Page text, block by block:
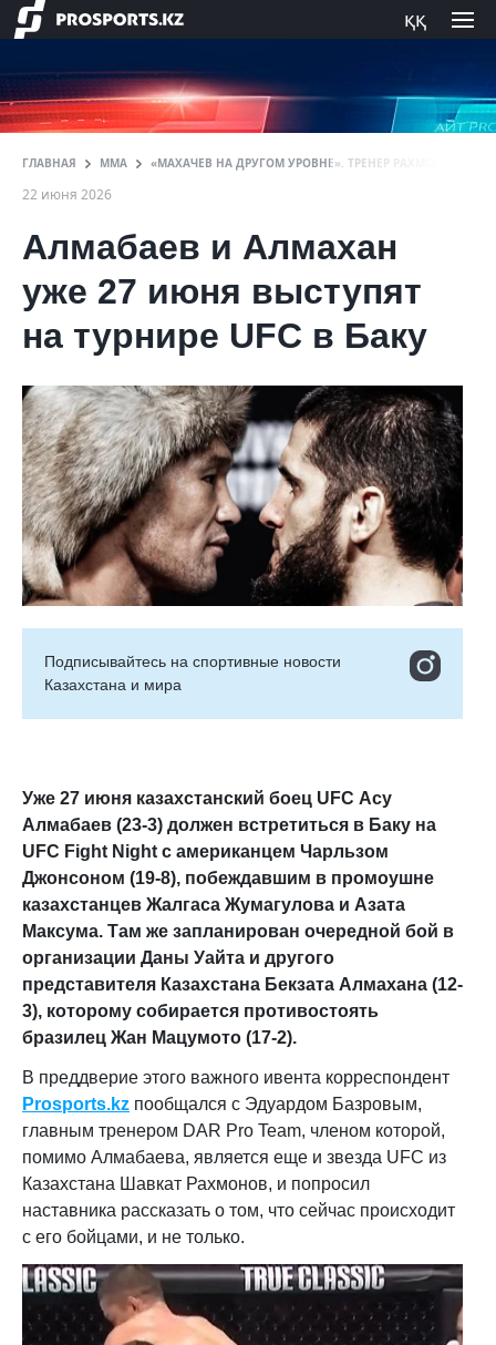
ққ
ГЛАВНАЯ ММА «МАХАЧЕВ НА ДРУГОМ УРОВНЕ». ТРЕНЕР РАХМОНОВА С
22 июня 2026
Алмабаев и Алмахан
уже 27 июня выступят
на турнире UFC в Баку
Подписывайтесь на cпортивные новости
Казахстана и мира
Уже 27 июня казахстанский боец UFC Асу
Алмабаев (23-3) должен встретиться в Баку на
UFC Fight Night с американцем Чарльзом
Джонсоном (19-8), побеждавшим в промоушне
казахстанцев Жалгаса Жумагулова и Азата
Максума. Там же запланирован очередной бой в
организации Даны Уайта и другого
представителя Казахстана Бекзата Алмахана (12-
3), которому собирается противостоять
бразилец Жан Мацумото (17-2).
В преддверие этого важного ивента корреспондент
Prosports.kz пообщался с Эдуардом Базровым,
главным тренером DAR Pro Team, членом которой,
помимо Алмабаева, является еще и звезда UFC из
Казахстана Шавкат Рахмонов, и попросил
наставника рассказать о том, что сейчас происходит
с его бойцами, и не только.